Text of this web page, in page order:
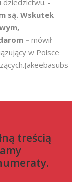
są. Wskutek
– mówił
w Polsce
treścią
.